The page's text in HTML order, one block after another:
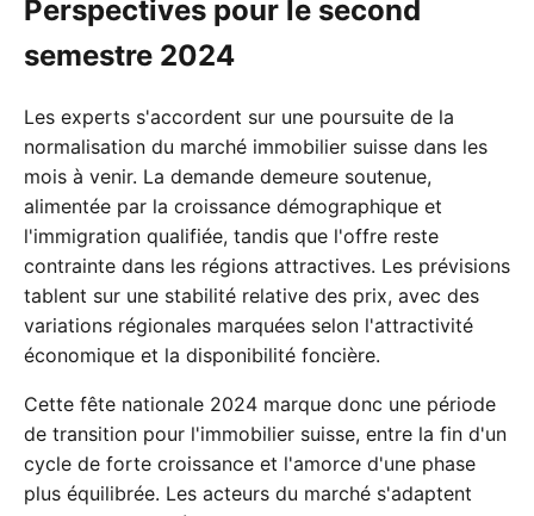
Perspectives pour le second
semestre 2024
Les experts s'accordent sur une poursuite de la
normalisation du marché immobilier suisse dans les
mois à venir. La demande demeure soutenue,
alimentée par la croissance démographique et
l'immigration qualifiée, tandis que l'offre reste
contrainte dans les régions attractives. Les prévisions
tablent sur une stabilité relative des prix, avec des
variations régionales marquées selon l'attractivité
économique et la disponibilité foncière.
Cette fête nationale 2024 marque donc une période
de transition pour l'immobilier suisse, entre la fin d'un
cycle de forte croissance et l'amorce d'une phase
plus équilibrée. Les acteurs du marché s'adaptent